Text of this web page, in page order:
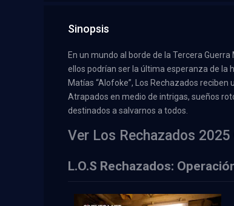
Sinopsis
En un mundo al borde de la Tercera
ellos podrían ser la última esperanza de la
Matías “Alofoke”, Los Rechazados
Atrapados en medio de intrigas, sueños
destinados a salvarnos a todos.
Ver Los Rechazados
L.O.S Rechazados: